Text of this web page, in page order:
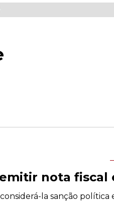
nota fiscal
la sanção política